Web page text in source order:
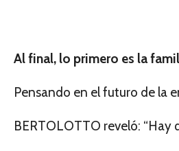
Al final, lo primero es la
Pensando en el futuro de la
BERTOLOTTO reveló: “Hay